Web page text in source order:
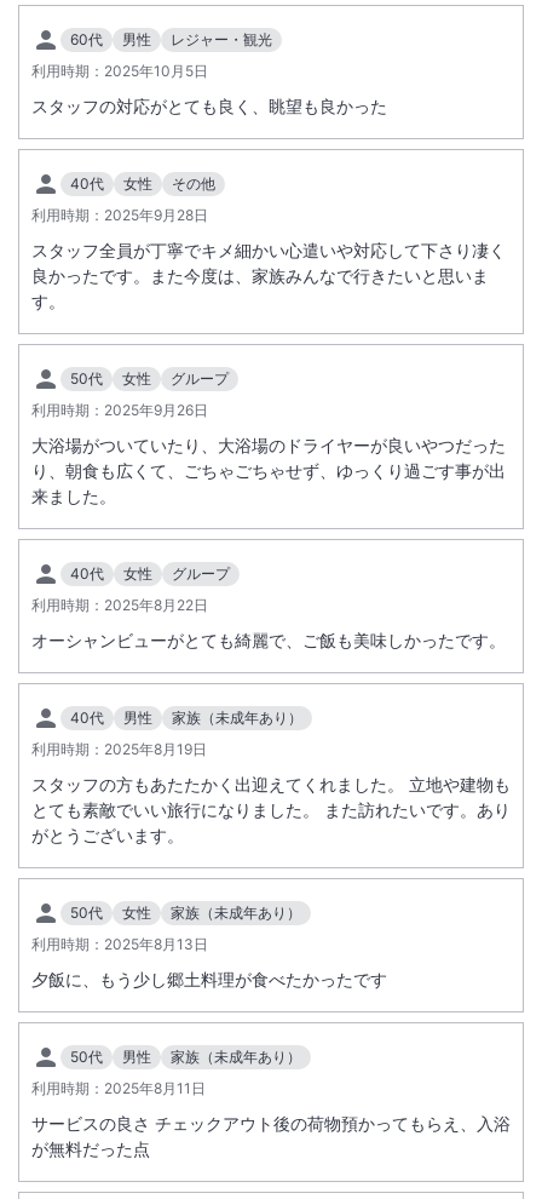
60代 男性
レジャー・観光
利用時期： 2025年10月5日
スタッフの対応がとても良く、眺望も良かった
40代 女性
その他
利用時期： 2025年9月28日
スタッフ全員が丁寧でキメ細かい心遣いや対応して下さり凄く
良かったです。また今度は、家族みんなで行きたいと思いま
す。
50代 女性
グループ
利用時期： 2025年9月26日
大浴場がついていたり、大浴場のドライヤーが良いやつだった
り、朝食も広くて、ごちゃごちゃせず、ゆっくり過ごす事が出
来ました。
40代 女性
グループ
利用時期： 2025年8月22日
オーシャンビューがとても綺麗で、ご飯も美味しかったです。
40代 男性
家族（未成年あり）
利用時期： 2025年8月19日
スタッフの方もあたたかく出迎えてくれました。 立地や建物も
とても素敵でいい旅行になりました。 また訪れたいです。あり
がとうございます。
50代 女性
家族（未成年あり）
利用時期： 2025年8月13日
夕飯に、もう少し郷土料理が食べたかったです
50代 男性
家族（未成年あり）
利用時期： 2025年8月11日
サービスの良さ チェックアウト後の荷物預かってもらえ、入浴
が無料だった点